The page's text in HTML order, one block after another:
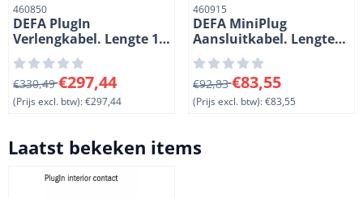
Artikelnummer
460850
DEFA PlugIn
Verlengkabel. Lengte 12
m
Van 330,49 voor 297,44, exclusief btw: 297,44
€330,49€297,44
(Prijs excl. btw):€297,44
Artikelnummer
460915
DEFA MiniPlug
Aansluitkabel. Lengte
1,5m
Van 92,83 voor 83,55,
€92,83€83,55
(Prijs excl. btw):€83,55
Laatst bekeken items